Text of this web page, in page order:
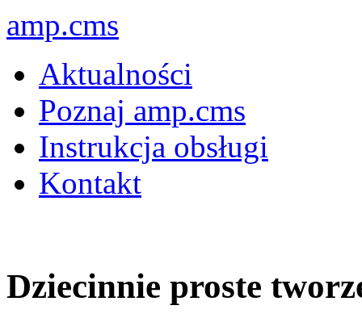
amp.cms
Aktualności
Poznaj amp.cms
Instrukcja obsługi
Kontakt
Dziecinnie proste